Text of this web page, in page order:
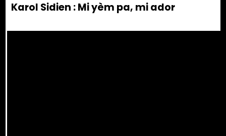
Karol Sidien : Mi yèm pa, mi ador